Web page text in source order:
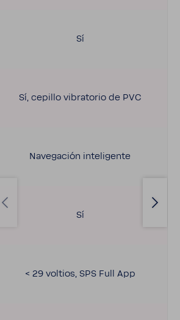
Sí
Sí, cepillo vibra­torio de PVC
Nave­ga­ción inte­li­gente
Sí
< 29 voltios, SPS Full App